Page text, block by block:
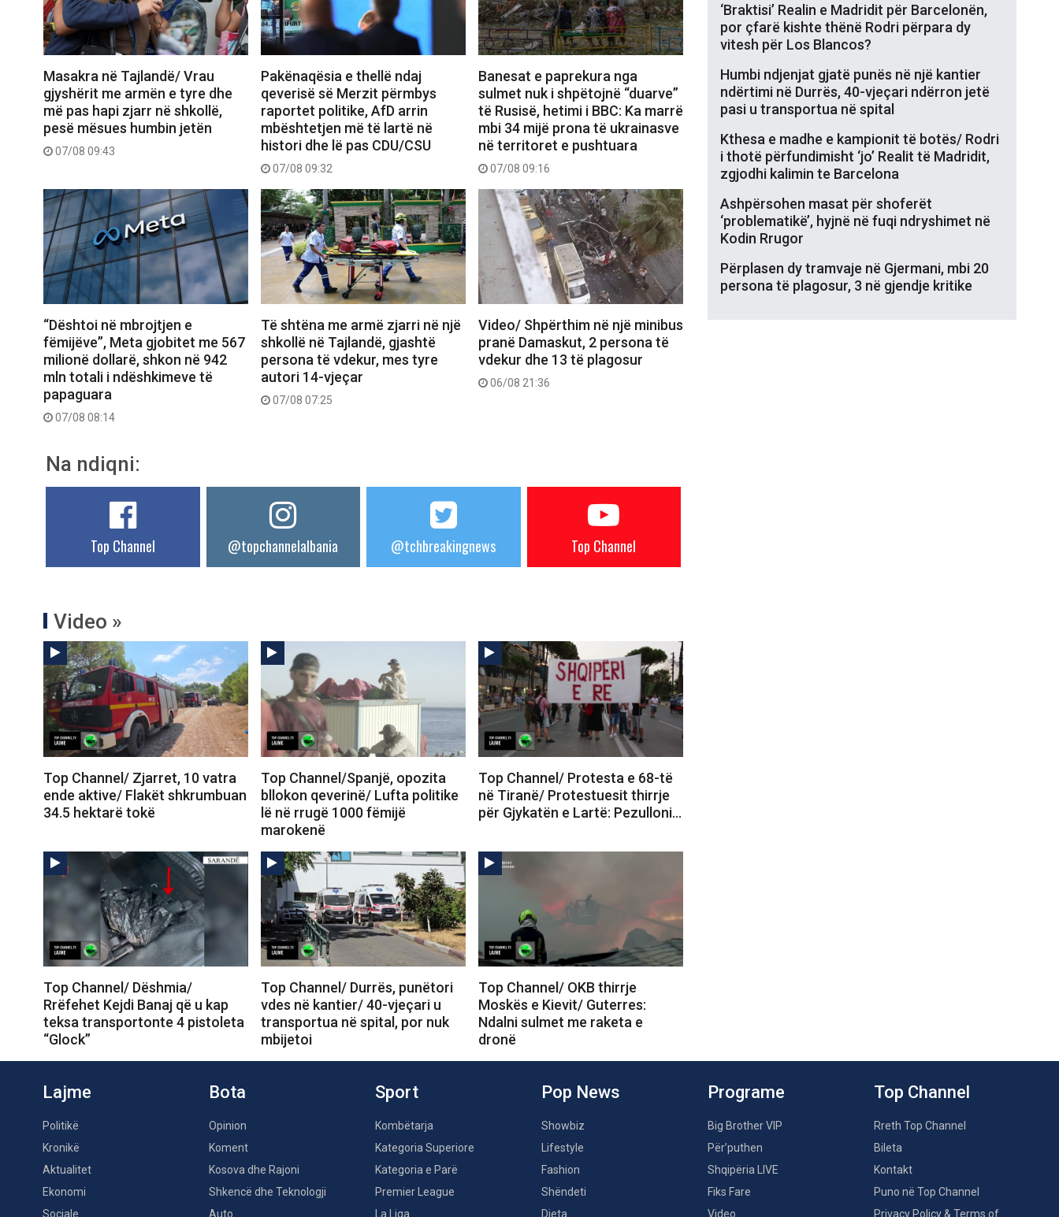
Masakra në Tajlandë/ Vrau
gjyshërit me armën e tyre dhe
më pas hapi zjarr në shkollë,
pesë mësues humbin jetën
07/08 09:43
Pakënaqësia e thellë ndaj
qeverisë së Merzit përmbys
raportet politike, AfD arrin
mbështetjen më të lartë në
histori dhe lë pas CDU/CSU
07/08 09:32
Banesat e paprekura nga
sulmet nuk i shpëtojnë “duarve”
të Rusisë, hetimi i BBC: Ka marrë
mbi 34 mijë prona të ukrainasve
në territoret e pushtuara
07/08 09:16
“Dështoi në mbrojtjen e
fëmijëve”, Meta gjobitet me 567
milionë dollarë, shkon në 942
mln totali i ndëshkimeve të
papaguara
07/08 08:14
Të shtëna me armë zjarri në një
shkollë në Tajlandë, gjashtë
persona të vdekur, mes tyre
autori 14-vjeçar
07/08 07:25
Video/ Shpërthim në një minibus
pranë Damaskut, 2 persona të
vdekur dhe 13 të plagosur
06/08 21:36
Na ndiqni:
Top Channel @topchannelalbania @tchbreakingnews Top Channel
Video »
Top Channel/ Zjarret, 10 vatra
ende aktive/ Flakët shkrumbuan
34.5 hektarë tokë
Top Channel/Spanjë, opozita
bllokon qeverinë/ Lufta politike
lë në rrugë 1000 fëmijë
marokenë
Top Channel/ Protesta e 68-të
në Tiranë/ Protestuesit thirrje
për Gjykatën e Lartë: Pezulloni…
Top Channel/ Dëshmia/
Rrëfehet Kejdi Banaj që u kap
teksa transportonte 4 pistoleta
“Glock”
Top Channel/ Durrës, punëtori
vdes në kantier/ 40-vjeçari u
transportua në spital, por nuk
mbijetoi
Top Channel/ OKB thirrje
Moskës e Kievit/ Guterres:
Ndalni sulmet me raketa e
dronë
‘Braktisi’ Realin e Madridit për Barcelonën,
por çfarë kishte thënë Rodri përpara dy
vitesh për Los Blancos?
Humbi ndjenjat gjatë punës në një kantier
ndërtimi në Durrës, 40-vjeçari ndërron jetë
pasi u transportua në spital
Kthesa e madhe e kampionit të botës/ Rodri
i thotë përfundimisht ‘jo’ Realit të Madridit,
zgjodhi kalimin te Barcelona
Ashpërsohen masat për shoferët
‘problematikë’, hyjnë në fuqi ndryshimet në
Kodin Rrugor
Përplasen dy tramvaje në Gjermani, mbi 20
persona të plagosur, 3 në gjendje kritike
Lajme
Politikë
Kronikë
Aktualitet
Ekonomi
Sociale
Bota
Opinion
Koment
Kosova dhe Rajoni
Shkencë dhe Teknologji
Auto
Sport
Kombëtarja
Kategoria Superiore
Kategoria e Parë
Premier League
La Liga
Pop News
Showbiz
Lifestyle
Fashion
Shëndeti
Dieta
Programe
Big Brother VIP
Për’puthen
Shqipëria LIVE
Fiks Fare
Video
Top Channel
Rreth Top Channel
Bileta
Kontakt
Puno në Top Channel
Privacy Policy & Terms of